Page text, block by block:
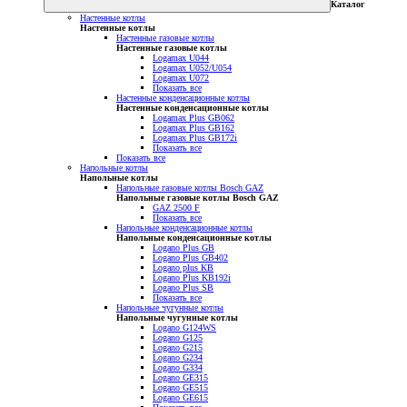
Каталог
Настенные котлы
Настенные котлы
Настенные газовые котлы
Настенные газовые котлы
Logamax U044
Logamax U052/U054
Logamax U072
Показать все
Настенные конденсационные котлы
Настенные конденсационные котлы
Logamax Plus GB062
Logamax Plus GB162
Logamax Plus GB172i
Показать все
Показать все
Напольные котлы
Напольные котлы
Напольные газовые котлы Bosch GAZ
Напольные газовые котлы Bosch GAZ
GAZ 2500 F
Показать все
Напольные конденсационные котлы
Напольные конденсационные котлы
Logano Plus GB
Logano Plus GB402
Logano plus KB
Logano Plus KB192i
Logano Plus SB
Показать все
Напольные чугунные котлы
Напольные чугунные котлы
Logano G124WS
Logano G125
Logano G215
Logano G234
Logano G334
Logano GE315
Logano GE515
Logano GE615